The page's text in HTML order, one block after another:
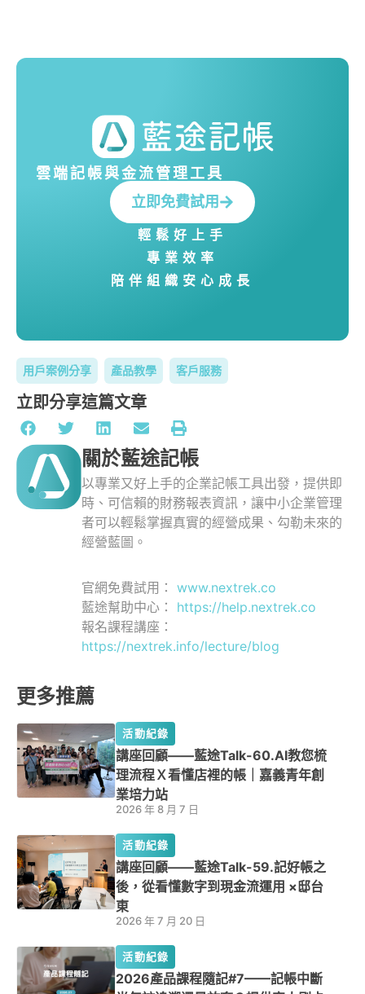
雲端記帳與金流管理工具
立即免費試用
輕鬆好上手
專業效率
陪伴組織安心成長
用戶案例分享 產品教學 客戶服務
立即分享這篇文章
關於藍途記帳
以專業又好上手的企業記帳工具出發，提供即
時、可信賴的財務報表資訊，讓中小企業管理
者可以輕鬆掌握真實的經營成果、勾勒未來的
經營藍圖。
官網免費試用： www.nextrek.co
藍途幫助中心： https://help.nextrek.co
報名課程講座：
https://nextrek.info/lecture/blog
更多推薦
活動紀錄
講座回顧——藍途Talk-60.AI教您梳
理流程Ｘ看懂店裡的帳｜嘉義青年創
業培力站
2026 年 8 月 7 日
活動紀錄
講座回顧——藍途Talk-59.記好帳之
後，從看懂數字到現金流運用 ×邸台
東
2026 年 7 月 20 日
活動紀錄
2026產品課程隨記#7——記帳中斷